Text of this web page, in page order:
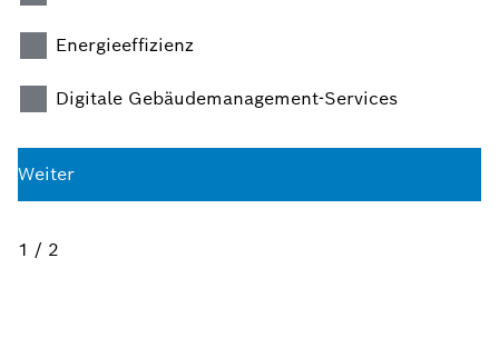
Energieeffizienz
Digitale Gebäudemanagement-Services
Weiter
1 / 2